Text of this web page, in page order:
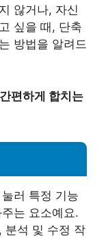
않거나, 자신
싶을 때, 단축
방법을 알려드
편하게 합치는
러 특정 기능
는 요소예요.
분석 및 수정 작